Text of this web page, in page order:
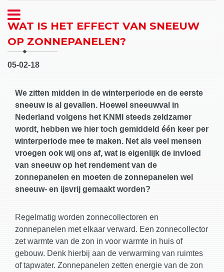
WAT IS HET EFFECT VAN SNEEUW
OP ZONNEPANELEN?
05-02-18
We zitten midden in de winterperiode en de eerste
sneeuw is al gevallen. Hoewel sneeuwval in
Nederland volgens het KNMI steeds zeldzamer
wordt, hebben we hier toch gemiddeld één keer per
winterperiode mee te maken. Net als veel mensen
vroegen ook wij ons af, wat is eigenlijk de invloed
van sneeuw op het rendement van de
zonnepanelen en moeten de zonnepanelen wel
sneeuw- en ijsvrij gemaakt worden?
Regelmatig worden zonnecollectoren en
zonnepanelen met elkaar verward. Een zonnecollector
zet warmte van de zon in voor warmte in huis of
gebouw. Denk hierbij aan de verwarming van ruimtes
of tapwater. Zonnepanelen zetten energie van de zon